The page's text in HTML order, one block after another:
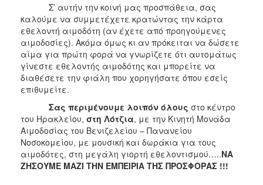
Σ’ αυτήν την κοινή μας προσπάθεια, σας
καλούμε να συμμετέχετε κρατώντας την κάρτα
εθελοντή αιμοδότη (αν έχετε από προηγούμενες
αιμοδοσίες). Ακόμα όμως κι αν πρόκειται να δώσετε
αίμα για πρώτη φορά να γνωρίζετε ότι αυτομάτως
γίνεστε εθελοντής αιμοδότης και μπορείτε να
διαθέσετε την φιάλη που χορηγήσατε όπου εσείς
επιθυμείτε.
Σας περιμένουμε λοιπόν όλους στο κέντρο
του Ηρακλείου, στη Λότζια, με την Κινητή Μονάδα
Αιμοδοσίας του Βενιζελείου – Πανανείου
Νοσοκομείου, με μουσική και δωράκια για τους
αιμοδότες, στη μεγάλη γιορτή εθελοντισμού…..ΝΑ
ΖΗΣΟΥΜΕ ΜΑΖΙ ΤΗΝ ΕΜΠΕΙΡΙΑ ΤΗΣ ΠΡΟΣΦΟΡΑΣ !!!